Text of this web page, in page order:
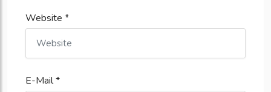
Website *
E-Mail *